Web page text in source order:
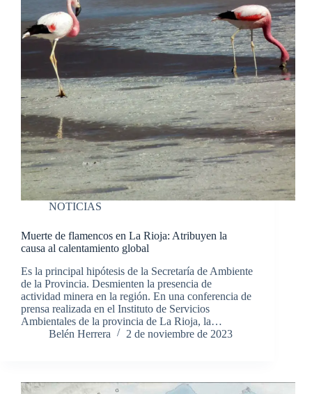
NOTICIAS
Muerte de flamencos en La Rioja: Atribuyen la
causa al calentamiento global
Es la principal hipótesis de la Secretaría de Ambiente
de la Provincia. Desmienten la presencia de
actividad minera en la región. En una conferencia de
prensa realizada en el Instituto de Servicios
Ambientales de la provincia de La Rioja, la…
Belén Herrera
2 de noviembre de 2023